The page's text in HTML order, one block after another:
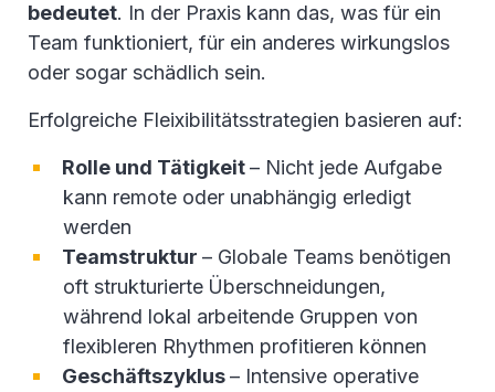
bedeutet. In der Praxis kann das, was für ein
Team funktioniert, für ein anderes wirkungslos
oder sogar schädlich sein.
Erfolgreiche Fleixibilitätsstrategien basieren auf:
Rolle und Tätigkeit– Nicht jede Aufgabe
kann remote oder unabhängig erledigt
werden
Teamstruktur – Globale Teams benötigen
oft strukturierte Überschneidungen,
während lokal arbeitende Gruppen von
flexibleren Rhythmen profitieren können
Geschäftszyklus– Intensive operative